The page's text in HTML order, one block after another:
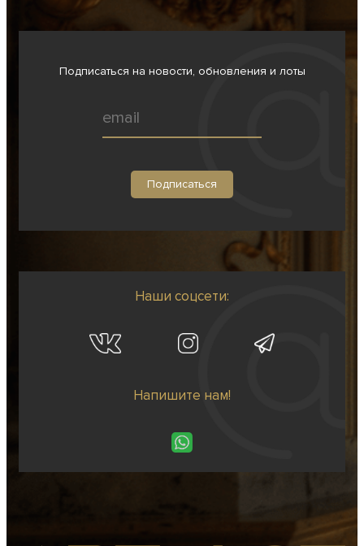
Подписаться на новости, обновления и лоты
Наши соцсети:
Напишите нам!